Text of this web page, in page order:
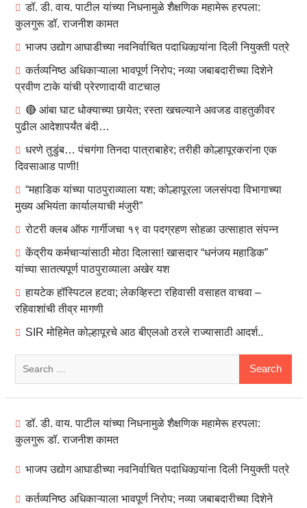
डॉ. डी. वाय. पाटील यांच्या निधनामुळे शैक्षणिक महामेरू हरपला:
कुलगुरू डॉ. राजनीश कामत
भाजप उद्योग आघाडीच्या नवनिर्वाचित पदाधिकार्‍यांना दिली नियुक्ती पत्रे
कर्तव्यनिष्ठ अधिकाऱ्याला भावपूर्ण निरोप; नव्या जबाबदारीच्या दिशेने
प्रवीण टाके यांची प्रेरणादायी वाटचाल़
🔴 आंबा घाट धोक्याच्या छायेत; रस्ता खचल्याने अवजड वाहतुकीवर
पुढील आदेशापर्यंत बंदी…
धरणे तुडुंब… पंचगंगा तिनदा पात्राबाहेर; तरीही कोल्हापूरकरांना एक
दिवसाआड पाणी!
“महाडिक यांच्या पाठपुराव्याला यश; कोल्हापूरला जलसंपदा विभागाच्या
मुख्य अभियंता कार्यालयाची मंजुरी”
रोटरी क्लब ऑफ गार्गीजचा १९ वा पदग्रहण सोहळा उत्साहात संपन्न
केंद्रीय कर्मचाऱ्यांसाठी मोठा दिलासा! खासदार “धनंजय महाडिक”
यांच्या सातत्यपूर्ण पाठपुराव्याला अखेर यश
हायटेक हॉस्पिटल हटवा; लेकव्हिस्टा रहिवासी वसाहत वाचवा –
रहिवाशांची तीव्र मागणी
SIR मोहिमेत कोल्हापूरचे आठ बीएलओ ठरले राज्यासाठी आदर्श..
डॉ. डी. वाय. पाटील यांच्या निधनामुळे शैक्षणिक महामेरू हरपला:
कुलगुरू डॉ. राजनीश कामत
भाजप उद्योग आघाडीच्या नवनिर्वाचित पदाधिकार्‍यांना दिली नियुक्ती पत्रे
कर्तव्यनिष्ठ अधिकाऱ्याला भावपूर्ण निरोप; नव्या जबाबदारीच्या दिशेने